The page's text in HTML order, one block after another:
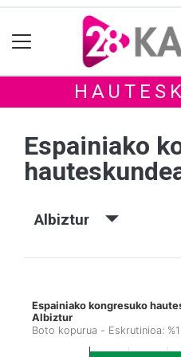
Espainiako
Albiztur
Espainiako kongresuko
Albiztur
Boto kopurua - Eskrutinioa: